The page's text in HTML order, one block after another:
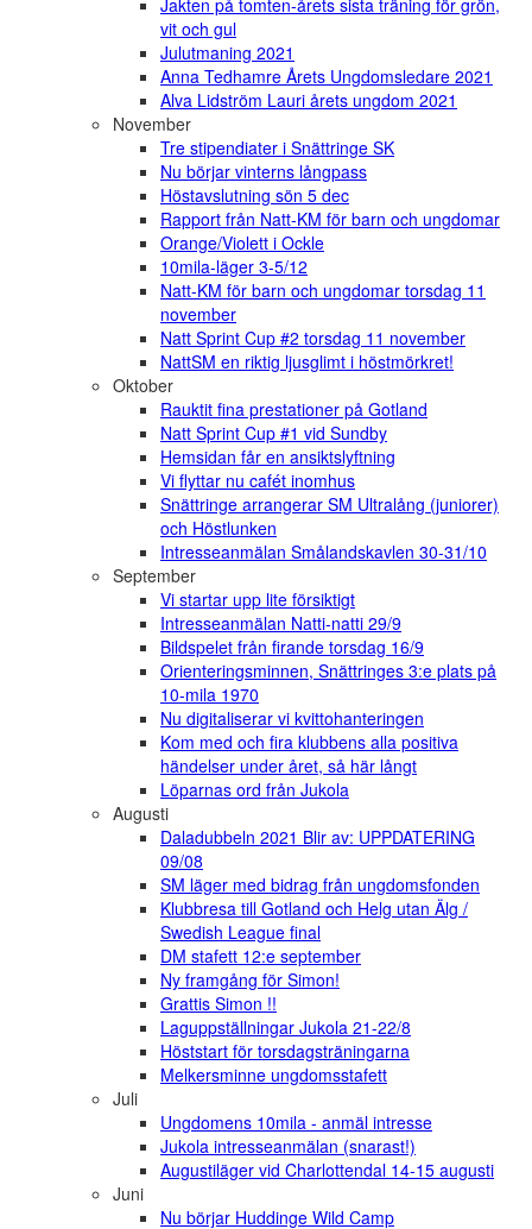
vit och gul
Julutmaning 2021
Anna Tedhamre Årets Ungdomsledare 2021
Alva Lidström Lauri årets ungdom 2021
November
Tre stipendiater i Snättringe SK
Nu börjar vinterns långpass
Höstavslutning sön 5 dec
Rapport från Natt-KM för barn och ungdomar
Orange/Violett i Ockle
10mila-läger 3-5/12
Natt-KM för barn och ungdomar torsdag 11
november
Natt Sprint Cup #2 torsdag 11 november
NattSM en riktig ljusglimt i höstmörkret!
Oktober
Rauktit fina prestationer på Gotland
Natt Sprint Cup #1 vid Sundby
Hemsidan får en ansiktslyftning
Vi flyttar nu cafét inomhus
Snättringe arrangerar SM Ultralång (juniorer)
och Höstlunken
Intresseanmälan Smålandskavlen 30-31/10
September
Vi startar upp lite försiktigt
Intresseanmälan Natti-natti 29/9
Bildspelet från firande torsdag 16/9
Orienteringsminnen, Snättringes 3:e plats på
10-mila 1970
Nu digitaliserar vi kvittohanteringen
Kom med och fira klubbens alla positiva
händelser under året, så här långt
Löparnas ord från Jukola
Augusti
Daladubbeln 2021 Blir av: UPPDATERING
09/08
SM läger med bidrag från ungdomsfonden
Klubbresa till Gotland och Helg utan Älg /
Swedish League final
DM stafett 12:e september
Ny framgång för Simon!
Grattis Simon !!
Laguppställningar Jukola 21-22/8
Höststart för torsdagsträningarna
Melkersminne ungdomsstafett
Juli
Ungdomens 10mila - anmäl intresse
Jukola intresseanmälan (snarast!)
Augustiläger vid Charlottendal 14-15 augusti
Juni
Nu börjar Huddinge Wild Camp